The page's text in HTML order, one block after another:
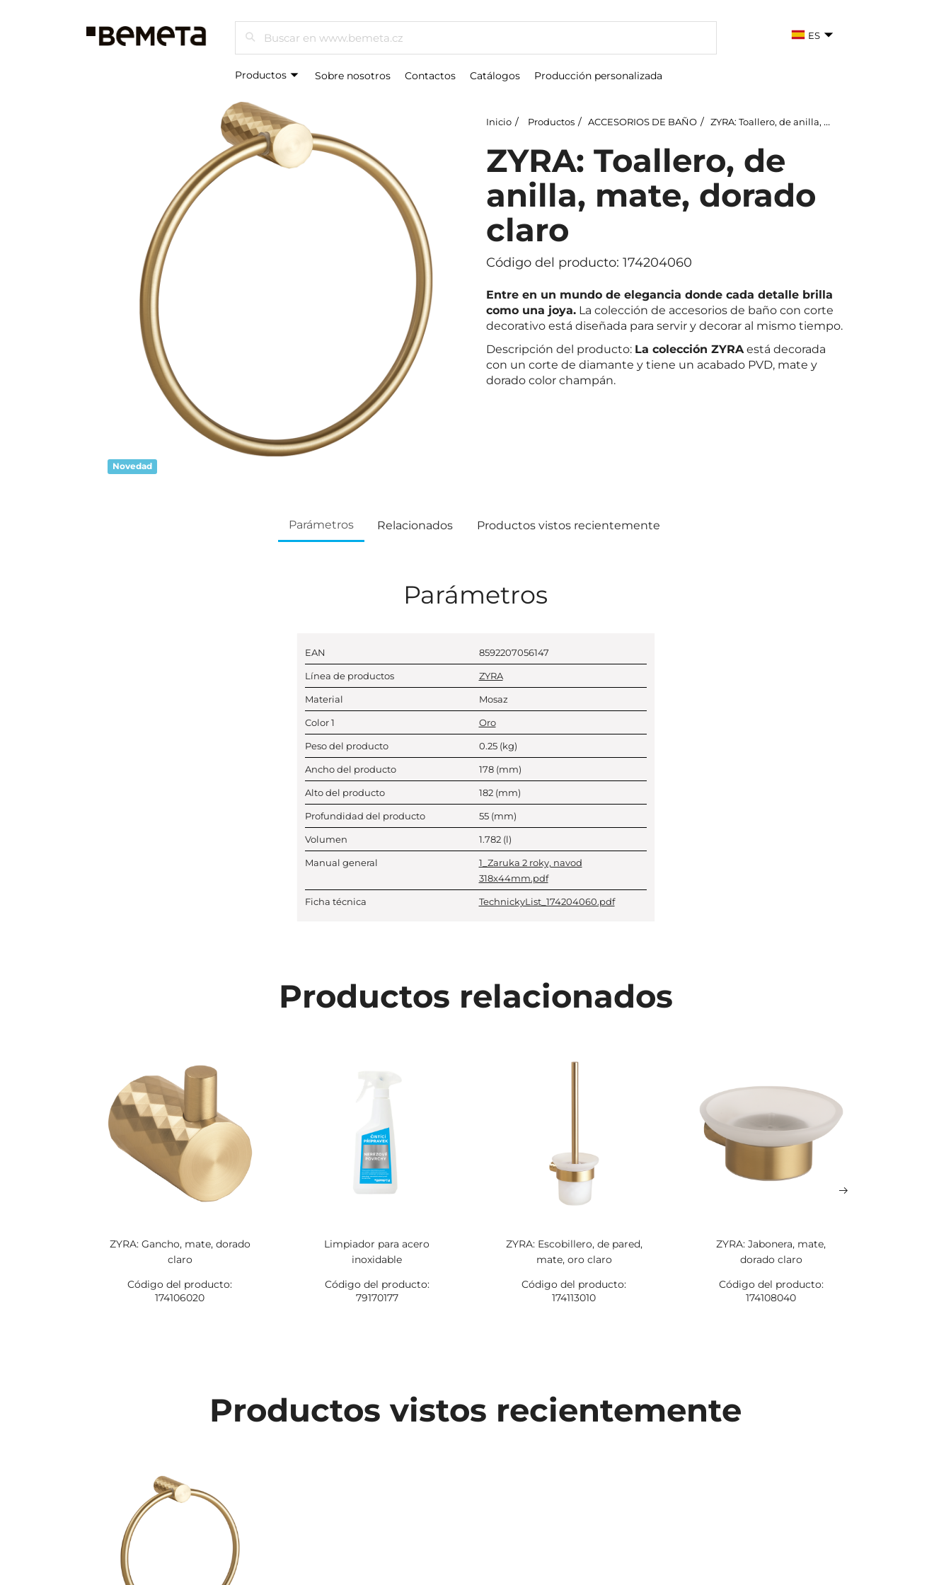
Buscar
Productos Sobre nosotros Contactos Catálogos Producción personalizada
ES
Novedad
Inicio Productos ACCESORIOS DE BAÑO ZYRA: Toallero, de anilla, mate, dorado claro
ZYRA: Toallero, de
anilla, mate, dorado
claro
Código del producto: 174204060
Entre en un mundo de elegancia donde cada detalle brilla
como una joya. La colección de accesorios de baño con corte
decorativo está diseñada para servir y decorar al mismo tiempo.
Descripción del producto: La colección ZYRAestá decorada
con un corte de diamante y tiene un acabado PVD, mate y
dorado color champán.
Parámetros Relacionados Productos vistos recientemente
Parámetros
EAN 8592207056147
Línea de productos ZYRA
Material Mosaz
Color 1 Oro
Peso del producto 0.25 (kg)
Ancho del producto 178 (mm)
Alto del producto 182 (mm)
Profundidad del producto 55 (mm)
Volumen 1.782 (l)
Manual general
1_Zaruka 2 roky, navod
318x44mm.pdf
Ficha técnica TechnickyList_174204060.pdf
Productos relacionados
ZYRA: Gancho, mate, dorado
claro
Código del producto:
174106020
Limpiador para acero
inoxidable
Código del producto:
79170177
ZYRA: Escobillero, de pared,
mate, oro claro
Código del producto:
174113010
ZYRA: Jabonera, mate,
dorado claro
Código del producto:
174108040
Productos vistos recientemente